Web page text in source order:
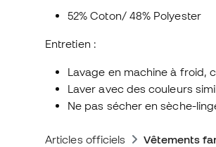
52% Coton/ 48% Polyester
Entretien :
Lavage en machine à froid,
Laver avec des couleurs
Ne pas sécher en sèche-
Articles officiels Vêtements